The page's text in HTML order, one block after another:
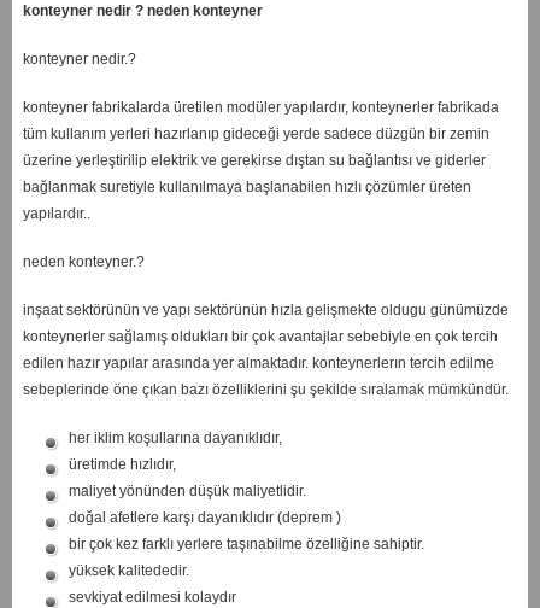
konteyner nedir ? neden konteyner
konteyner nedir.?
konteyner fabrikalarda üretilen modüler yapılardır, konteynerler fabrikada
tüm kullanım yerleri hazırlanıp gideceği yerde sadece düzgün bir zemin
üzerine yerleştirilip elektrik ve gerekirse dıştan su bağlantısı ve giderler
bağlanmak suretiyle kullanılmaya başlanabilen hızlı çözümler üreten
yapılardır..
neden konteyner.?
inşaat sektörünün ve yapı sektörünün hızla gelişmekte oldugu günümüzde
konteynerler sağlamış oldukları bir çok avantajlar sebebiyle en çok tercih
edilen hazır yapılar arasında yer almaktadır. konteynerlerın tercih edilme
sebeplerinde öne çıkan bazı özelliklerini şu şekilde sıralamak mümkündür.
her iklim koşullarına dayanıklıdır,
üretimde hızlıdır,
maliyet yönünden düşük maliyetlidir.
doğal afetlere karşı dayanıklıdır (deprem )
bir çok kez farklı yerlere taşınabilme özelliğine sahiptir.
yüksek kalitededir.
sevkiyat edilmesi kolaydır